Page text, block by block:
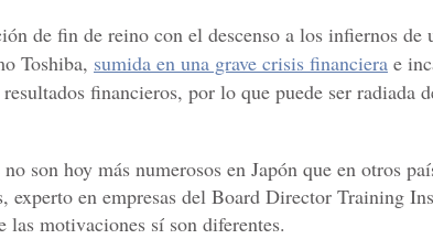
de fin de reino con el descenso a los infiernos de
Toshiba, sumida en una grave crisis financiera e
resultados financieros, por lo que puede ser radiada
son hoy más numerosos en Japón que en otros
experto en empresas del Board Director Training
las motivaciones sí son diferentes.